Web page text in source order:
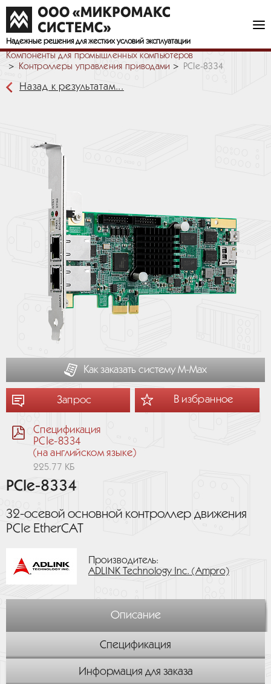
Надежные решения для жестких условий эксплуатации
Компоненты для промышленных компьютеров
Контроллеры управления приводами
PCIe-8334
Назад к результатам...
Как заказать систему М-Мах
Запрос В избранное
Спецификация
PCIe-8334
(на английском языке)
225.77 КБ
PCIe-8334
32-осевой основной контроллер движения
PCIe EtherCAT
Производитель:
ADLINK Technology Inc. (Ampro)
Описание
Спецификация
Информация для заказа